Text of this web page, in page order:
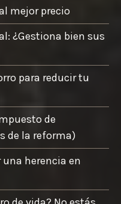
mejor precio
¿Gestiona bien sus
para reducir tu
de
de la reforma)
herencia en